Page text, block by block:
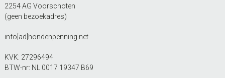
2254 AG Voorschoten
(geen bezoekadres)
info[ad]hondenpenning.net
KVK: 27296494
BTW-nr: NL 0017 19347 B69